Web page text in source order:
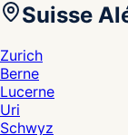
Suisse
Zurich
Berne
Lucerne
Uri
Schwyz